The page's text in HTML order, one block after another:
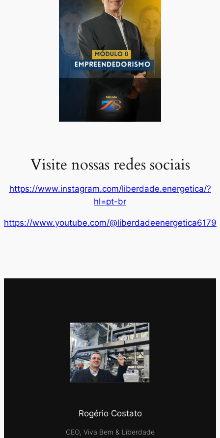
Visite nossas redes sociais
https://www.instagram.com/liberdade.energetica/?
hl=pt-br
https://www.youtube.com/@liberdadeenergetica6179
Rogério Costato
CEO, Viva Bem & Liberdade